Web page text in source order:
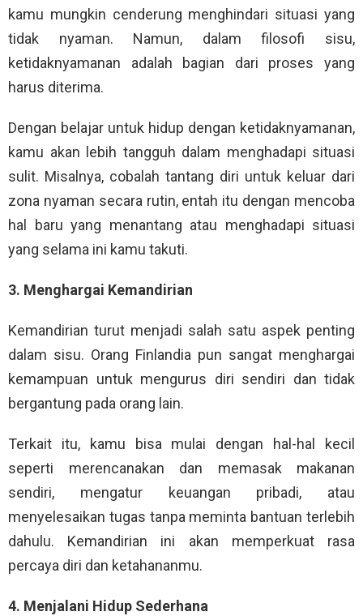
kamu mungkin cenderung menghindari situasi yang
tidak nyaman. Namun, dalam filosofi sisu,
ketidaknyamanan adalah bagian dari proses yang
harus diterima.
Dengan belajar untuk hidup dengan ketidaknyamanan,
kamu akan lebih tangguh dalam menghadapi situasi
sulit. Misalnya, cobalah tantang diri untuk keluar dari
zona nyaman secara rutin, entah itu dengan mencoba
hal baru yang menantang atau menghadapi situasi
yang selama ini kamu takuti.
3. Menghargai Kemandirian
Kemandirian turut menjadi salah satu aspek penting
dalam sisu. Orang Finlandia pun sangat menghargai
kemampuan untuk mengurus diri sendiri dan tidak
bergantung pada orang lain.
Terkait itu, kamu bisa mulai dengan hal-hal kecil
seperti merencanakan dan memasak makanan
sendiri, mengatur keuangan pribadi, atau
menyelesaikan tugas tanpa meminta bantuan terlebih
dahulu. Kemandirian ini akan memperkuat rasa
percaya diri dan ketahananmu.
4. Menjalani Hidup Sederhana